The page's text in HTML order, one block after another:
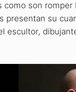
son
presentan su
escultor,